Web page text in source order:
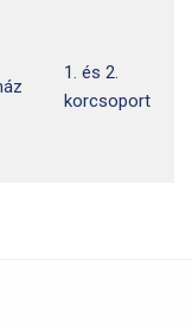
1. és 2.
korcsoport